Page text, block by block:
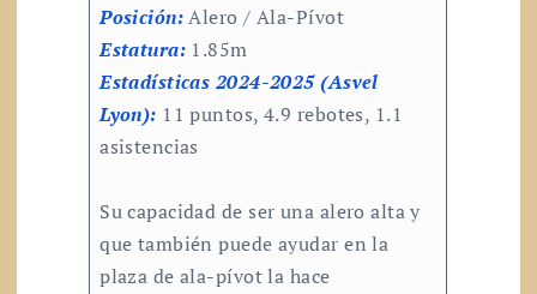
Posición:Alero / Ala-Pívot
Estatura: 1.85m
Estadísticas 2024-2025 (Asvel
Lyon): 11 puntos, 4.9 rebotes, 1.1
asistencias
Su capacidad de ser una alero alta y
que también puede ayudar en la
plaza de ala-pívot la hace